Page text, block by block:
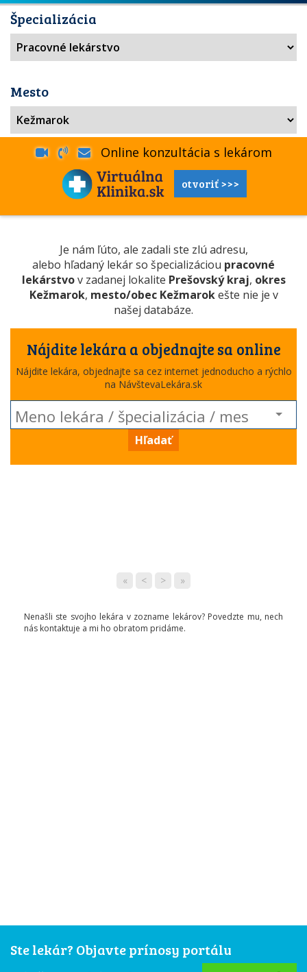
Špecializácia
Mesto
Online konzultácia s lekárom
otvoriť >>>
Je nám ľúto, ale zadali ste zlú adresu,
alebo hľadaný lekár so špecializáciou pracovné
lekárstvov zadanej lokalite Prešovský kraj, okres
Kežmarok, mesto/obec Kežmarokešte nie je v
našej databáze.
Nájdite lekára a objednajte sa online
Nájdite lekára, objednajte sa cez internet jednoducho a rýchlo
na NávštevaLekára.sk
Hľadať
« < > »
Nenašli ste svojho lekára v zozname lekárov? Povedzte mu, nech
nás kontaktuje a mi ho obratom pridáme.
Ste lekár? Objavte prínosy portálu